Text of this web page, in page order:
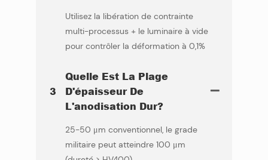
Utilisez la libération de contrainte
multi-processus + le luminaire à vide
pour contrôler la déformation à 0,1%
3
Quelle Est La Plage
D'épaisseur De
L'anodisation Dur?
25-50 μm conventionnel, le grade
militaire peut atteindre 100 μm